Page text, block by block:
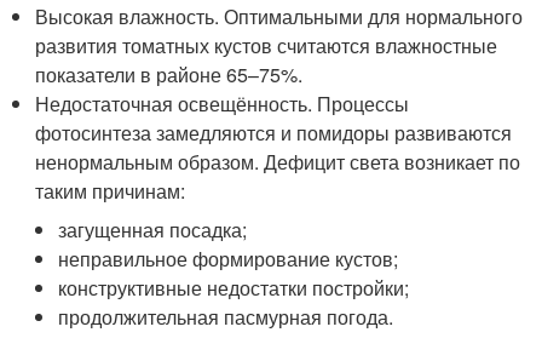
Высокая влажность. Оптимальными для нормального
развития томатных кустов считаются влажностные
показатели в районе 65–75%.
Недостаточная освещённость. Процессы
фотосинтеза замедляются и помидоры развиваются
ненормальным образом. Дефицит света возникает по
таким причинам:
загущенная посадка;
неправильное формирование кустов;
конструктивные недостатки постройки;
продолжительная пасмурная погода.